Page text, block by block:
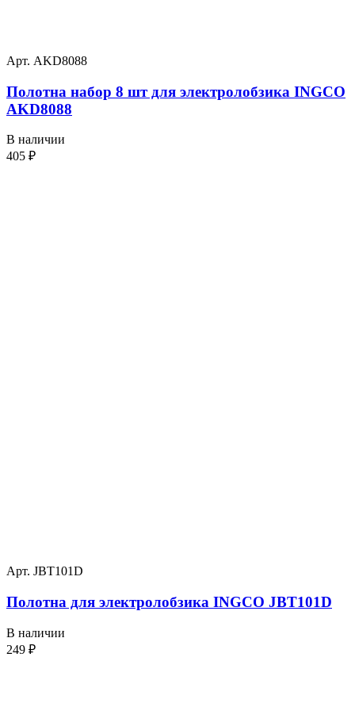
Арт. AKD8088
Полотна набор 8 шт для электролобзика INGCO
AKD8088
В наличии
405 ₽
Арт. JBT101D
Полотна для электролобзика INGCO JBT101D
В наличии
249 ₽